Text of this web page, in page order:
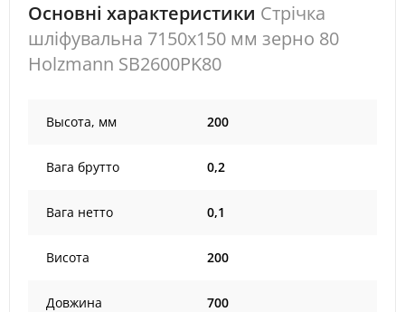
Основні характеристики Стрічка
шліфувальна 7150x150 мм зерно 80
Holzmann SB2600PK80
Высота, мм 200
Вага брутто 0,2
Вага нетто 0,1
Висота 200
Довжина 700